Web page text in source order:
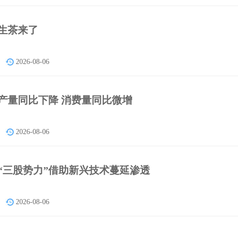
茶来了
2026-08-06
量同比下降 消费量同比微增
2026-08-06
股势力”借助新兴技术蔓延渗透
2026-08-06